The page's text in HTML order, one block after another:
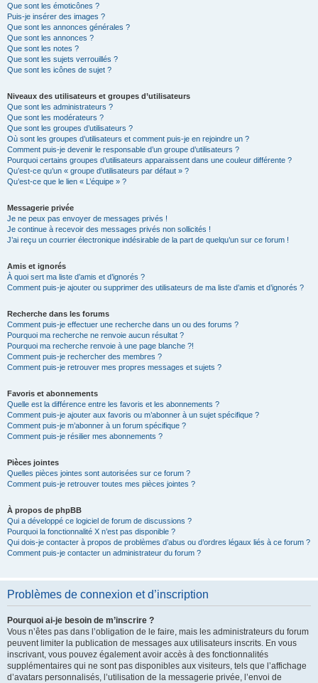
Que sont les émoticônes ?
Puis-je insérer des images ?
Que sont les annonces générales ?
Que sont les annonces ?
Que sont les notes ?
Que sont les sujets verrouillés ?
Que sont les icônes de sujet ?
Niveaux des utilisateurs et groupes d’utilisateurs
Que sont les administrateurs ?
Que sont les modérateurs ?
Que sont les groupes d’utilisateurs ?
Où sont les groupes d’utilisateurs et comment puis-je en rejoindre un ?
Comment puis-je devenir le responsable d’un groupe d’utilisateurs ?
Pourquoi certains groupes d’utilisateurs apparaissent dans une couleur différente ?
Qu’est-ce qu’un « groupe d’utilisateurs par défaut » ?
Qu’est-ce que le lien « L’équipe » ?
Messagerie privée
Je ne peux pas envoyer de messages privés !
Je continue à recevoir des messages privés non sollicités !
J’ai reçu un courrier électronique indésirable de la part de quelqu’un sur ce forum !
Amis et ignorés
À quoi sert ma liste d’amis et d’ignorés ?
Comment puis-je ajouter ou supprimer des utilisateurs de ma liste d’amis et d’ignorés ?
Recherche dans les forums
Comment puis-je effectuer une recherche dans un ou des forums ?
Pourquoi ma recherche ne renvoie aucun résultat ?
Pourquoi ma recherche renvoie à une page blanche ?!
Comment puis-je rechercher des membres ?
Comment puis-je retrouver mes propres messages et sujets ?
Favoris et abonnements
Quelle est la différence entre les favoris et les abonnements ?
Comment puis-je ajouter aux favoris ou m’abonner à un sujet spécifique ?
Comment puis-je m’abonner à un forum spécifique ?
Comment puis-je résilier mes abonnements ?
Pièces jointes
Quelles pièces jointes sont autorisées sur ce forum ?
Comment puis-je retrouver toutes mes pièces jointes ?
À propos de phpBB
Qui a développé ce logiciel de forum de discussions ?
Pourquoi la fonctionnalité X n’est pas disponible ?
Qui dois-je contacter à propos de problèmes d’abus ou d’ordres légaux liés à ce forum ?
Comment puis-je contacter un administrateur du forum ?
Problèmes de connexion et d’inscription
Pourquoi ai-je besoin de m’inscrire ?
Vous n’êtes pas dans l’obligation de le faire, mais les administrateurs du forum
peuvent limiter la publication de messages aux utilisateurs inscrits. En vous
inscrivant, vous pouvez également avoir accès à des fonctionnalités
supplémentaires qui ne sont pas disponibles aux visiteurs, tels que l’affichage
d’avatars personnalisés, l’utilisation de la messagerie privée, l’envoi de